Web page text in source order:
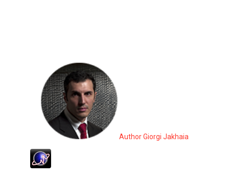
Author Giorgi Jakhaia